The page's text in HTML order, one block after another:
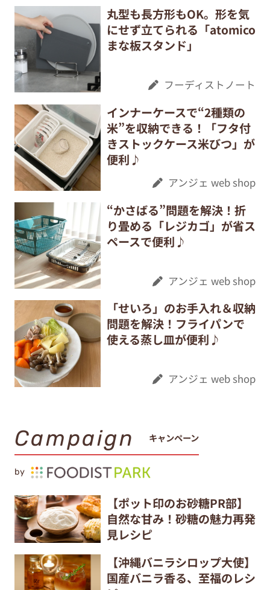
丸型も長方形もOK。形を気
にせず立てられる「atomico
まな板スタンド」
フーディストノート
インナーケースで“2種類の
米”を収納できる！「フタ付
きストックケース米びつ」が
便利♪
アンジェ web shop
“かさばる”問題を解決！折
り畳める「レジカゴ」が省ス
ペースで便利♪
アンジェ web shop
「せいろ」のお手入れ＆収納
問題を解決！フライパンで
使える蒸し皿が便利♪
アンジェ web shop
Campaign キャンペーン
by
【ポット印のお砂糖PR部】
自然な甘み！砂糖の魅力再発
見レシピ
【沖縄バニラシロップ大使】
国産バニラ香る、至福のレシ